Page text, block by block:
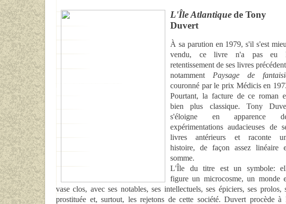
L'Île Atlantiquede Tony
Duvert
À sa parution en 1979, s'il s'est
vendu, ce livre n'a pas eu
retentissement de ses livres
notamment Paysage de
couronné par le prix Médicis en
Pourtant, la facture de ce roman
bien plus classique. Tony
s'éloigne en apparence
expérimentations audacieuses de
livres antérieurs et raconte
histoire, de façon assez linéaire
somme.
L'Île du titre est un symbole:
figure un microcosme, un monde
vase clos, avec ses notables, ses intellectuels, ses épiciers, ses prolos,
prostituée et, surtout, les rejetons de cette société. Duvert procède à